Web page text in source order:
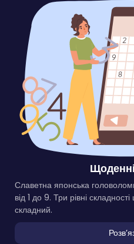
Славетна японська
від 1 до 9. Три рівні
складний.